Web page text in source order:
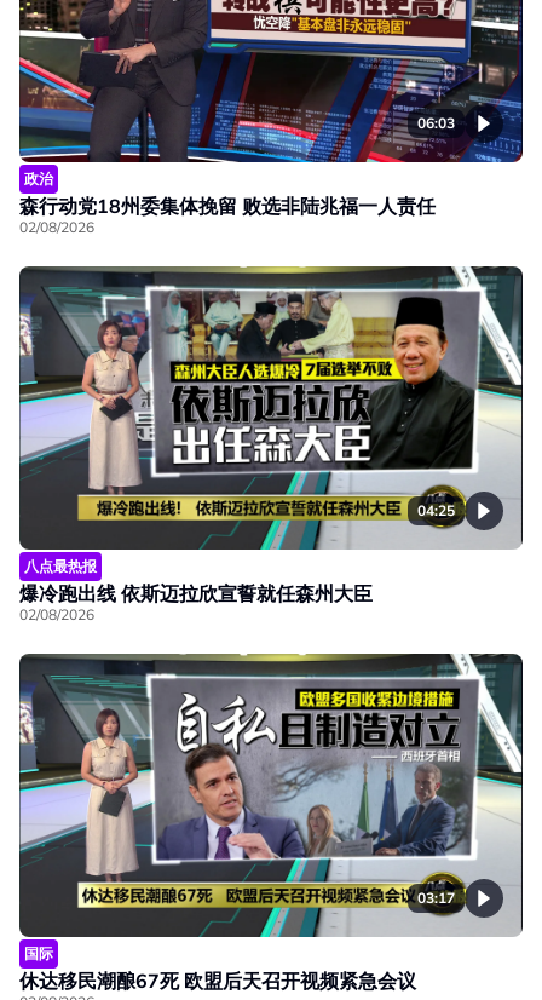
06:03
政治
森行动党18州委集体挽留 败选非陆兆福一人责任
02/08/2026
04:25
八点最热报
爆冷跑出线 依斯迈拉欣宣誓就任森州大臣
02/08/2026
03:17
国际
休达移民潮酿67死 欧盟后天召开视频紧急会议